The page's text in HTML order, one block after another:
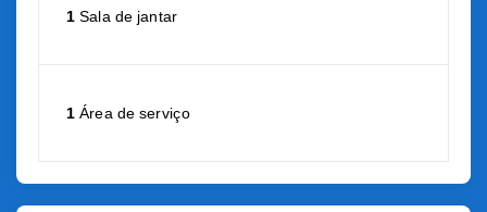
1 Sala de jantar
1 Área de serviço